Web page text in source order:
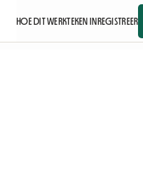
HOE DIT WERKTEKEN INREGISTREER